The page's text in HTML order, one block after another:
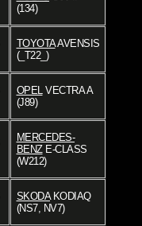
(134)
TOYOTAAVENSIS
(_T22_)
OPELVECTRA A
(J89)
MERCEDES-
BENZE-CLASS
(W212)
SKODAKODIAQ
(NS7, NV7)